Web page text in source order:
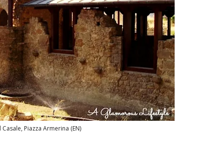
Piazza Armerina (EN)